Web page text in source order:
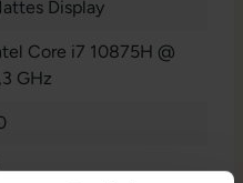
Display
Core i7 10875H @
GHz